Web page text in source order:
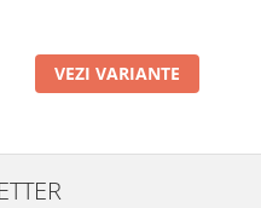
VEZI VARIANTE